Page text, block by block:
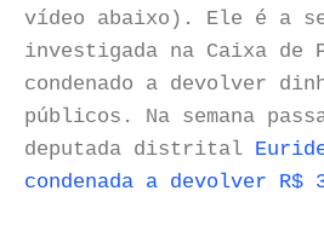
vídeo abaixo). Ele é a
investigada na Caixa de
condenado a devolver
públicos. Na semana
deputada distrital
condenada a devolver R$